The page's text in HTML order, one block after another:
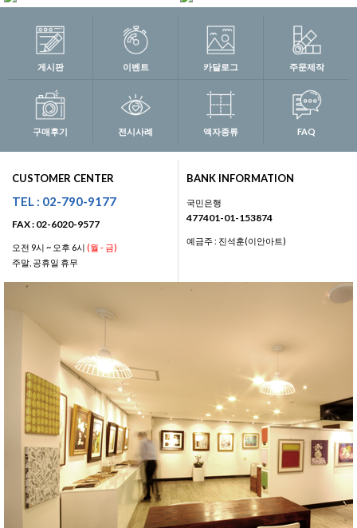
게시판 이벤트 카달로그 주문제작
구매후기 전시사례 액자종류 FAQ
CUSTOMER CENTER
TEL : 02-790-9177
FAX : 02-6020-9577
오전 9시 ~ 오후 6시 (월 - 금)
주말, 공휴일 휴무
BANK INFORMATION
국민은행
477401-01-153874
예금주 : 진석훈(이안아트)